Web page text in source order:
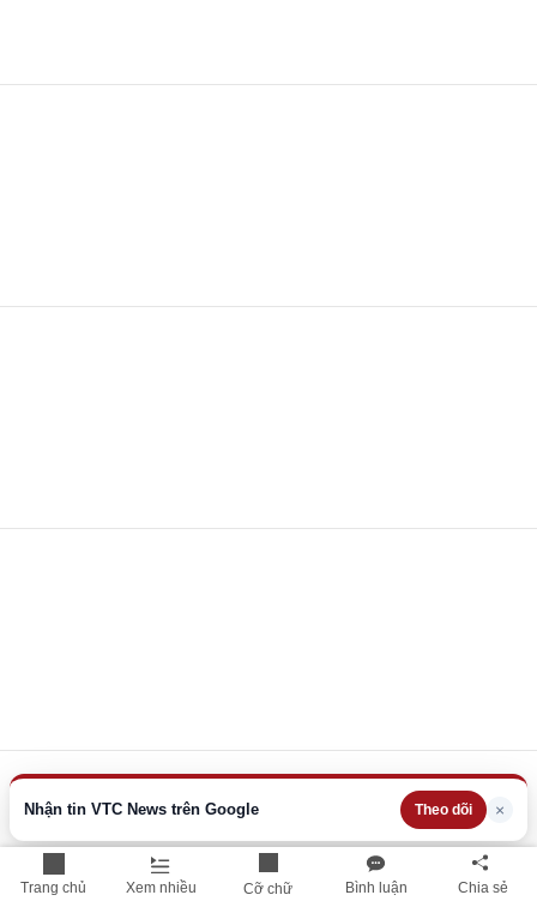
Trang chủ Xem nhiều Cỡ chữ Bình luận Chia sẻ
Nhận tin VTC News trên Google Theo dõi ×